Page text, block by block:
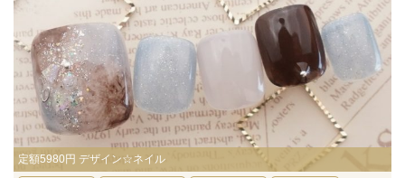
定額5980円 デザイン☆ネイル